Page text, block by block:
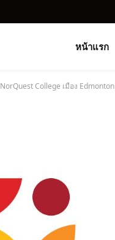
หน้าแรก
NorQuest College เมือง Edmonton